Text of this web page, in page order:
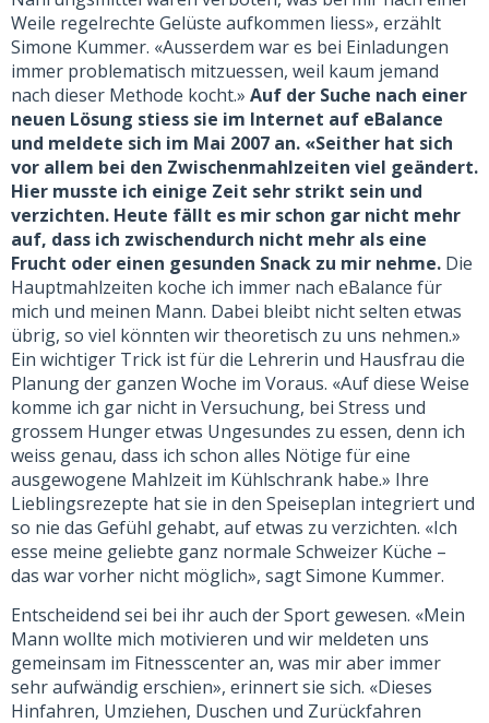
Weile regelrechte Gelüste aufkommen liess», erzählt
Simone Kummer. «Ausserdem war es bei Einladungen
immer problematisch mitzuessen, weil kaum jemand
nach dieser Methode kocht.» Auf der Suche nach einer
neuen Lösung stiess sie im Internet auf eBalance
und meldete sich im Mai 2007 an. «Seither hat sich
vor allem bei den Zwischenmahlzeiten viel geändert.
Hier musste ich einige Zeit sehr strikt sein und
verzichten. Heute fällt es mir schon gar nicht mehr
auf, dass ich zwischendurch nicht mehr als eine
Frucht oder einen gesunden Snack zu mir nehme. Die
Hauptmahlzeiten koche ich immer nach eBalance für
mich und meinen Mann. Dabei bleibt nicht selten etwas
übrig, so viel könnten wir theoretisch zu uns nehmen.»
Ein wichtiger Trick ist für die Lehrerin und Hausfrau die
Planung der ganzen Woche im Voraus. «Auf diese Weise
komme ich gar nicht in Versuchung, bei Stress und
grossem Hunger etwas Ungesundes zu essen, denn ich
weiss genau, dass ich schon alles Nötige für eine
ausgewogene Mahlzeit im Kühlschrank habe.» Ihre
Lieblingsrezepte hat sie in den Speiseplan integriert und
so nie das Gefühl gehabt, auf etwas zu verzichten. «Ich
esse meine geliebte ganz normale Schweizer Küche –
das war vorher nicht möglich», sagt Simone Kummer.
Entscheidend sei bei ihr auch der Sport gewesen. «Mein
Mann wollte mich motivieren und wir meldeten uns
gemeinsam im Fitnesscenter an, was mir aber immer
sehr aufwändig erschien», erinnert sie sich. «Dieses
Hinfahren, Umziehen, Duschen und Zurückfahren